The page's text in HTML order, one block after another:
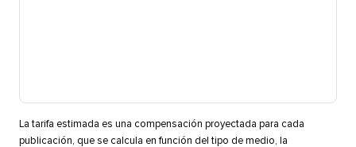
La tarifa estimada es una compensación proyectada para cada
publicación, que se calcula en función del tipo de medio, la